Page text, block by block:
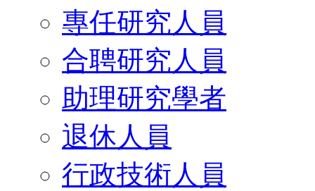
專任研究人員
合聘研究人員
助理研究學者
退休人員
行政技術人員